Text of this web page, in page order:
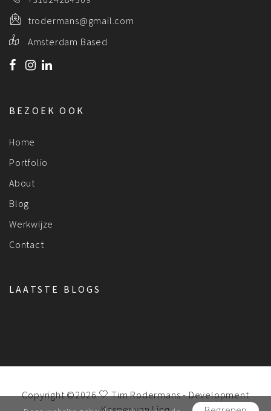
trodermans@gmail.com
Amsterdam Based
BEZOEK OOK
Home
Portfolio
About
Blog
Werkwijze
Contact
LAATSTE BLOGS
Copyright ©2026 Tim Rodermans- Development